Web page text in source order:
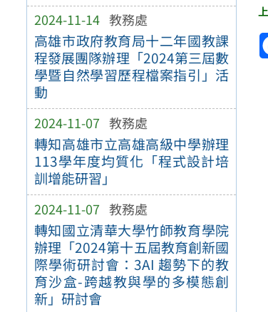
2024-11-14 教務處
高雄市政府教育局十二年國教課
程發展團隊辦理「2024第三屆數
學暨自然學習歷程檔案指引」活
動
2024-11-07 教務處
轉知高雄市立高雄高級中學辦理
113學年度均質化「程式設計培
訓增能研習」
2024-11-07 教務處
轉知國立清華大學竹師教育學院
辦理「2024第十五屆教育創新國
際學術研討會：3AI 趨勢下的教
育沙盒-跨越教與學的多模態創
新」研討會